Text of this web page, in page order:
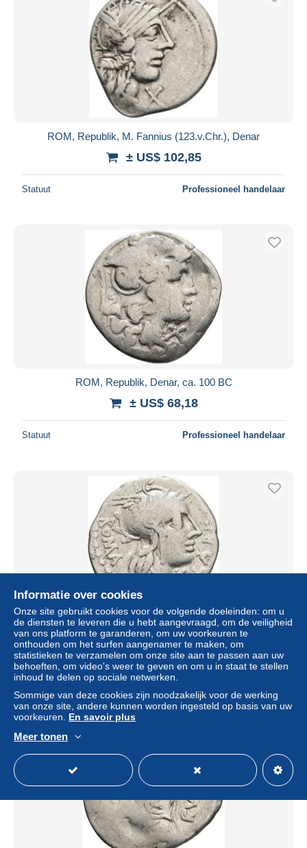
ROM, Republik, M. Fannius (123.v.Chr.), Denar
± US$ 102,85
Statuut Professioneel handelaar
ROM, Republik, Denar, ca. 100 BC
± US$ 68,18
Statuut Professioneel handelaar
ROM, Republik, Q. Fabius Labeo (124 v.Chr.), Denar
± US$ 102,85
Statuut
Informatie over cookies
Onze site gebruikt cookies voor de volgende doeleinden: om u
de diensten te leveren die u hebt aangevraagd, om de veiligheid
van ons platform te garanderen, om uw voorkeuren te
onthouden om het surfen aangenamer te maken, om
statistieken te verzamelen om onze site aan te passen aan uw
behoeften, om video's weer te geven en om u in staat te stellen
inhoud te delen op sociale netwerken.
Sommige van deze cookies zijn noodzakelijk voor de werking
van onze site, andere kunnen worden ingesteld op basis van uw
voorkeuren. En savoir plus
Meer tonen